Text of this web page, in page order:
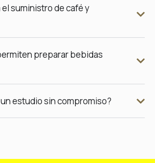
suministro de café y
preparar bebidas
estudio sin compromiso?